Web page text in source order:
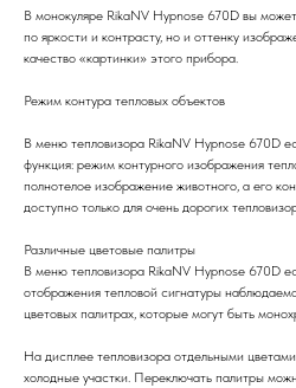
В монокуляре RikaNV Hypnose 670D вы
по яркости и контрасту, но и оттенку
качество «картинки» этого прибора.
Режим контура тепловых объектов
В меню тепловизора RikaNV Hypnose 670D
функция: режим контурного изображения
полнотелое изображение животного, а его
доступно только для очень дорогих
Различные цветовые палитры
В меню тепловизора RikaNV Hypnose 670D
отображения тепловой сигнатуры
цветовых палитрах, которые могут быть
На дисплее тепловизора отдельными
холодные участки. Переключать палитры